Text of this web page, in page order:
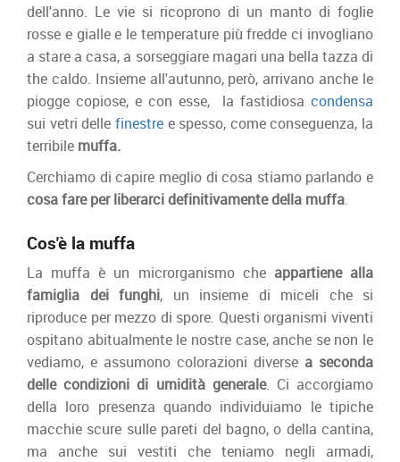
dell'anno. Le vie si ricoprono di un manto di foglie
rosse e gialle e le temperature più fredde ci invogliano
a stare a casa, a sorseggiare magari una bella tazza di
the caldo. Insieme all'autunno, però, arrivano anche le
piogge copiose, e con esse, la fastidiosa condensa
sui vetri delle finestree spesso, come conseguenza, la
terribile muffa.
Cerchiamo di capire meglio di cosa stiamo parlando e
cosa fare per liberarci definitivamente della muffa.
Cos'è la muffa
La muffa è un microrganismo che appartiene alla
famiglia dei funghi, un insieme di miceli che si
riproduce per mezzo di spore. Questi organismi viventi
ospitano abitualmente le nostre case, anche se non le
vediamo, e assumono colorazioni diverse a seconda
delle condizioni di umidità generale. Ci accorgiamo
della loro presenza quando individuiamo le tipiche
macchie scure sulle pareti del bagno, o della cantina,
ma anche sui vestiti che teniamo negli armadi,